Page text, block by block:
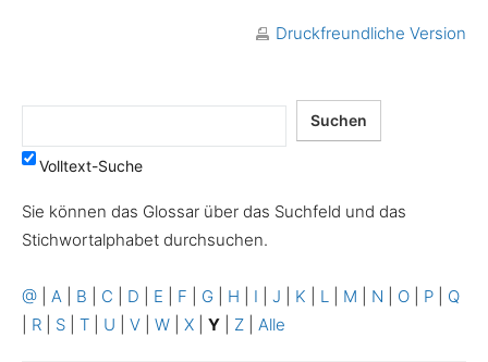
Druckfreundliche Version
Volltext-Suche
Sie können das Glossar über das Suchfeld und das
Stichwortalphabet durchsuchen.
@ A B C D E F G H I J K L M N O P
Q
R S T U V W X Y Z Alle